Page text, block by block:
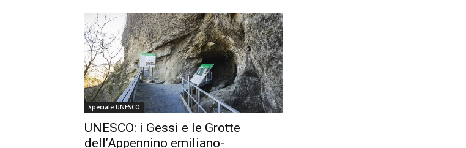
Speciale UNESCO
UNESCO: i Gessi e le Grotte
dell’Appennino emiliano-